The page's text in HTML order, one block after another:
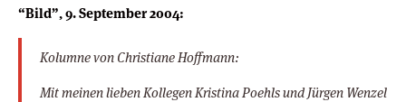
“Bild”, 9. September 2004:
Kolumne von Christiane Hoffmann:
Mit meinen lieben Kollegen Kristina Poehls und Jürgen Wenzel